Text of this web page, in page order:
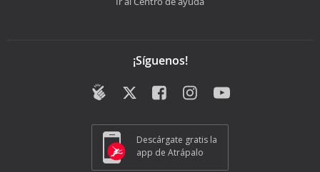
¡Síguenos!
Descárgate gratis la
app de Atrápalo